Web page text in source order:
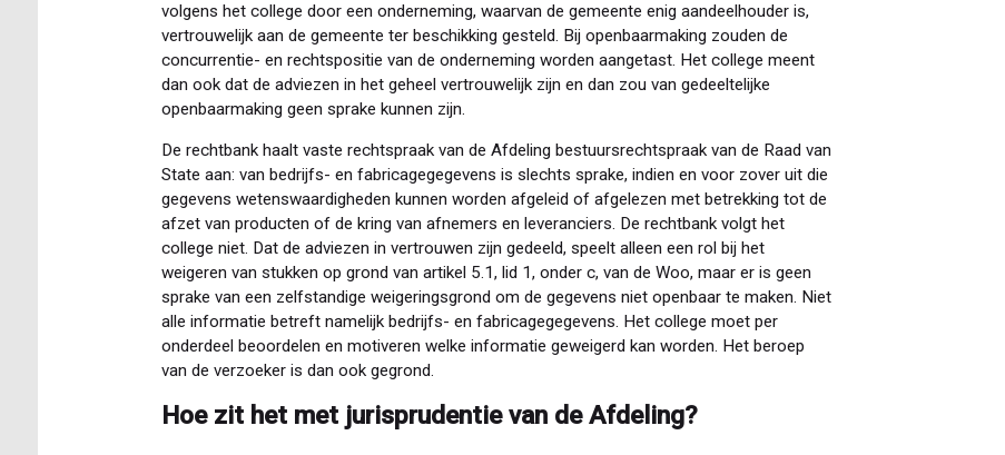
volgens het college door een onderneming, waarvan de gemeente enig aandeelhouder is,
vertrouwelijk aan de gemeente ter beschikking gesteld. Bij openbaarmaking zouden de
concurrentie- en rechtspositie van de onderneming worden aangetast. Het college meent
dan ook dat de adviezen in het geheel vertrouwelijk zijn en dan zou van gedeeltelijke
openbaarmaking geen sprake kunnen zijn.
De rechtbank haalt vaste rechtspraak van de Afdeling bestuursrechtspraak van de Raad van
State aan: van bedrijfs- en fabricagegegevens is slechts sprake, indien en voor zover uit die
gegevens wetenswaardigheden kunnen worden afgeleid of afgelezen met betrekking tot de
afzet van producten of de kring van afnemers en leveranciers. De rechtbank volgt het
college niet. Dat de adviezen in vertrouwen zijn gedeeld, speelt alleen een rol bij het
weigeren van stukken op grond van artikel 5.1, lid 1, onder c, van de Woo, maar er is geen
sprake van een zelfstandige weigeringsgrond om de gegevens niet openbaar te maken. Niet
alle informatie betreft namelijk bedrijfs- en fabricagegegevens. Het college moet per
onderdeel beoordelen en motiveren welke informatie geweigerd kan worden. Het beroep
van de verzoeker is dan ook gegrond.
Hoe zit het met jurisprudentie van de Afdeling?